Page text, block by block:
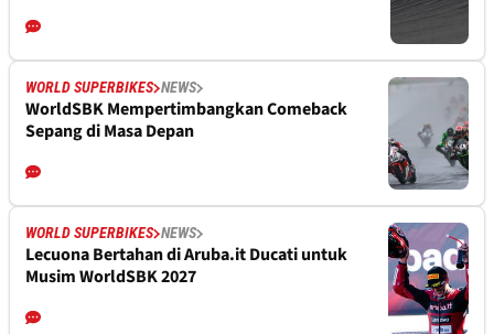
WORLD SUPERBIKES NEWS
WorldSBK Mempertimbangkan Comeback
Sepang di Masa Depan
WORLD SUPERBIKES NEWS
Lecuona Bertahan di Aruba.it Ducati untuk
Musim WorldSBK 2027